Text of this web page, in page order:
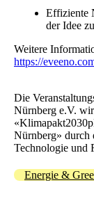
Effiziente
der Idee
Weitere
https://
Die
Nürnberg e.V.
Nürnberg» durch
Technologie und
Energie &